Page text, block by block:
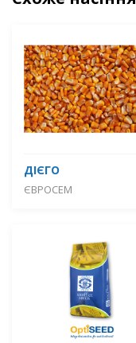
ДІЄГО
ЄВРОСЕМ